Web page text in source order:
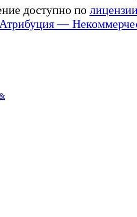
доступно по
—